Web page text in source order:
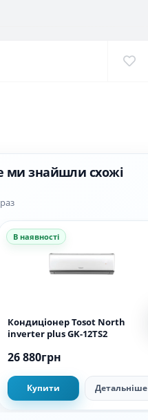
ми знайшли схожі
В наявності
Кондиціонер Tosot North
inverter plus GK-12TS2
26 880грн
Купити Детальніше